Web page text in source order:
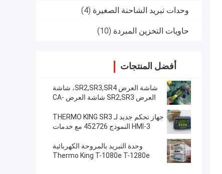
وحدات تبريد الشاحنة الصغيرة (4)
حاويات التخزين المبردة (10)
أفضل المنتجات
شاشة العرض SR2,SR3,SR4، شاشة
العرض SR2,SR3 شاشة العرض CA-
الأخضر لـ THERMO KING SB210
SB230 HMI قطع الغيار بعد البيع
جهاز تحكم جديد لـ THERMO KING SR3
HMI-3 النموذج 452726 مع خدمات
وحدة التبريد بالمروحة الكهربائية
Thermo King T-1080e T-1280e